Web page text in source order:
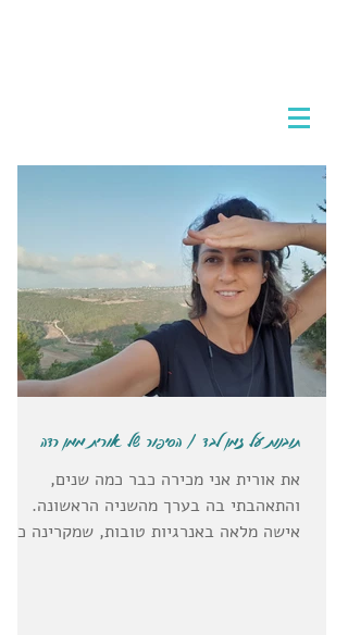
תובנות על זמן לבד / הסיפור של אורית ממן רדה
את אורית אני מכירה כבר כמה שנים,
והתאהבתי בה בערך מהשניה הראשונה.
אישה מלאה באנרגיות טובות, שמקרינה כל